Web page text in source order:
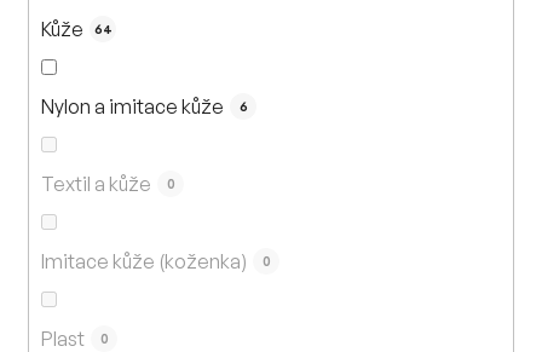
Kůže 64
Nylon a imitace kůže 6
Textil a kůže 0
Imitace kůže (koženka) 0
Plast 0